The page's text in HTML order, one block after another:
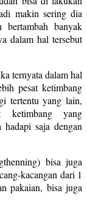
makin sering dia
banyak
dalam hal tersebut
ternyata dalam hal
pesat ketimbang
tertentu yang lain,
ketimbang yang
saja dengan
bisa juga
kacangan dari 1
pakaian, bisa juga